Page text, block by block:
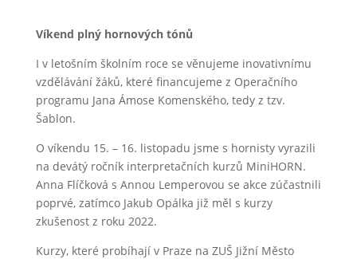
Víkend plný hornových tónů
I v letošním školním roce se věnujeme inovativnímu
vzdělávání žáků, které financujeme z Operačního
programu Jana Ámose Komenského, tedy z tzv.
Šablon.
O víkendu 15. – 16. listopadu jsme s hornisty vyrazili
na devátý ročník interpretačních kurzů MiniHORN.
Anna Flíčková s Annou Lemperovou se akce zúčastnili
poprvé, zatímco Jakub Opálka již měl s kurzy
zkušenost z roku 2022.
Kurzy, které probíhají v Praze na ZUŠ Jižní Město